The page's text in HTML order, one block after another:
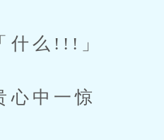
么!!!」
中一惊